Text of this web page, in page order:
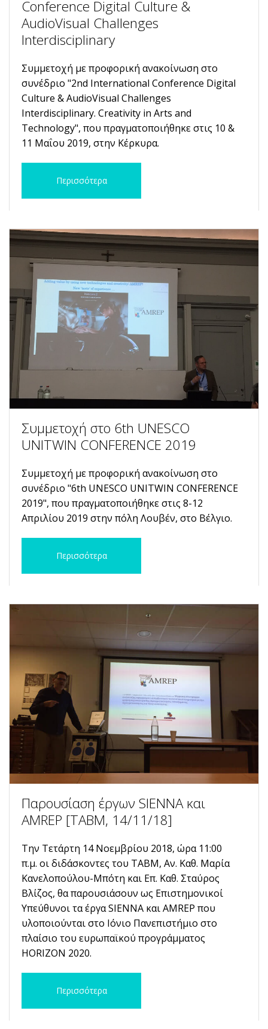
Conference Digital Culture &
AudioVisual Challenges
Interdisciplinary
Συμμετοχή με προφορική ανακοίνωση στο
συνέδριο "2nd International Conference Digital
Culture & AudioVisual Challenges
Interdisciplinary. Creativity in Arts and
Technology", που πραγματοποιήθηκε στις 10 &
11 Μαΐου 2019, στην Κέρκυρα.
Περισσότερα
Συμμετοχή στο 6th UNESCO
UNITWIN CONFERENCE 2019
Συμμετοχή με προφορική ανακοίνωση στο
συνέδριο "6th UNESCO UNITWIN CONFERENCE
2019", που πραγματοποιήθηκε στις 8-12
Απριλίου 2019 στην πόλη Λουβέν, στο Βέλγιο.
Περισσότερα
Παρουσίαση έργων SIENNA και
AMREP [ΤΑΒΜ, 14/11/18]
Την Τετάρτη 14 Νοεμβρίου 2018, ώρα 11:00
π.μ. οι διδάσκοντες του ΤΑΒΜ, Αν. Καθ. Μαρία
Κανελοπούλου-Μπότη και Επ. Καθ. Σταύρος
Βλίζος, θα παρουσιάσουν ως Επιστημονικοί
Υπεύθυνοι τα έργα SIENNA και AMREP που
υλοποιούνται στο Ιόνιο Πανεπιστήμιο στο
πλαίσιο του ευρωπαϊκού προγράμματος
HORIZON 2020.
Περισσότερα